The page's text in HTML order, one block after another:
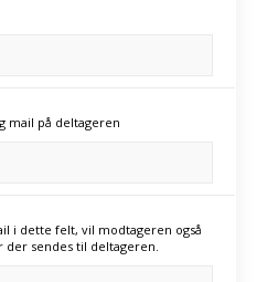
mail på deltageren
i dette felt, vil modtageren også
der sendes til deltageren.